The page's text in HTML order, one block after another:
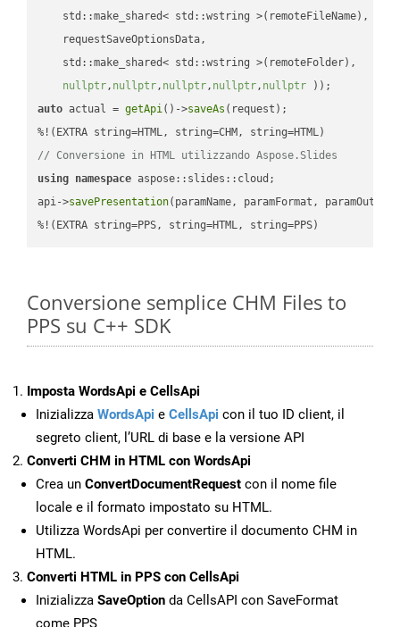
    std::make_shared< std::wstring >(remoteFileName),
    requestSaveOptionsData,
    std::make_shared< std::wstring >(remoteFolder),
nullptr, nullptr, nullptr, nullptr, nullptr ))
auto actual = getApi()->saveAs (request);
// Conversione in HTML utilizzando Aspose.Slides
using namespace aspose::slides::cloud;
api->savePresentation(paramName, paramFormat,
%!(EXTRA string=PPS, string=HTML, string=PPS)
Conversione semplice CHM Files to
PPS su C++ SDK
Imposta WordsApi e CellsApi
Inizializza WordsApi e CellsApi con il tuo ID client, il
segreto client, l’URL di base e la versione API
Converti CHM in HTML con WordsApi
Crea un ConvertDocumentRequest con il nome file
locale e il formato impostato su HTML.
Utilizza WordsApi per convertire il documento CHM in
HTML.
Converti HTML in PPS con CellsApi
Inizializza SaveOption da CellsAPI con SaveFormat
come PPS